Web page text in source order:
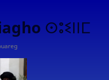
ⵙⵓⵉⵏⵏⵎ